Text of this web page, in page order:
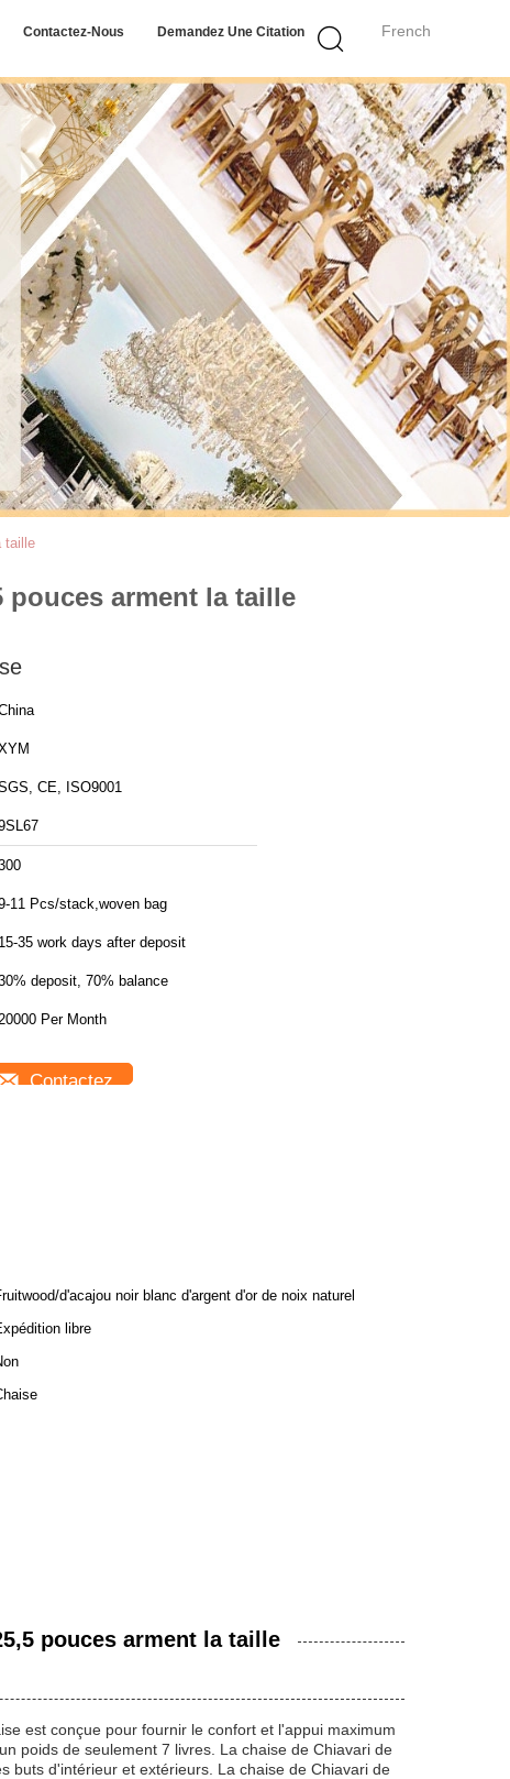
French
Contactez-Nous Demandez Une Citation
taille
pouces arment la taille
CE, ISO9001
11 Pcs/stack,woven bag
15-35 work days after deposit
deposit, 70% balance
Per Month
Contactez
d'acajou noir blanc d'argent d'or de noix naturel
libre
pouces arment la taille
est conçue pour fournir le confort et l'appui maximum
poids de seulement 7 livres. La chaise de Chiavari de
buts d'intérieur et extérieurs. La chaise de Chiavari de